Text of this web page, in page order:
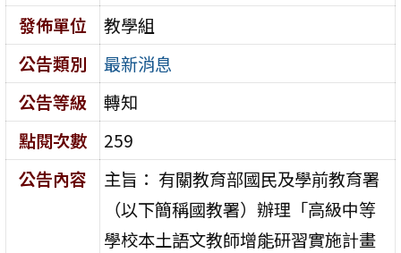
發佈單位
教學組
公告類別
最新消息
公告等級
轉知
點閱次數
259
公告內容
主旨： 有關教育部國民及學前教育署
（以下簡稱國教署）辦理「高級中等
學校本土語文教師增能研習實施計畫